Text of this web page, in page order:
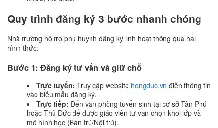
Quy trình đăng ký 3 bước nhanh chóng
Nhà trường hỗ trợ phụ huynh đăng ký linh hoạt thông qua hai
hình thức:
Bước 1: Đăng ký tư vấn và giữ chỗ
Trực tuyến: Truy cập website hongduc.vn điền thông tin
vào biểu mẫu đăng ký.
Trực tiếp: Đến văn phòng tuyển sinh tại cơ sở Tân Phú
hoặc Thủ Đức để được giáo viên tư vấn chọn khối lớp và
mô hình học (Bán trú/Nội trú).